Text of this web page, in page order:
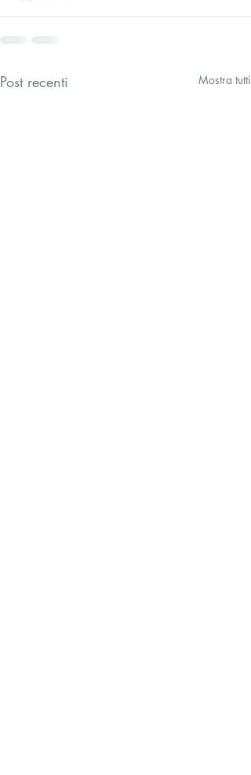
Post recenti Mostra tutti